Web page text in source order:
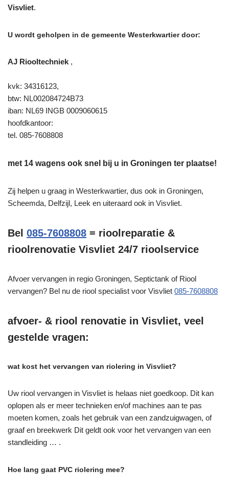
Visvliet.
U wordt geholpen in de gemeente Westerkwartier door:
AJ Riooltechniek ,
kvk: 34316123,
btw: NL002084724B73
iban: NL69 INGB 0009060615
hoofdkantoor:
tel. 085-7608808
met 14 wagens ook snel bij u in Groningen ter plaatse!
Zij helpen u graag in Westerkwartier, dus ook in Groningen,
Scheemda, Delfzijl, Leek en uiteraard ook in Visvliet.
Bel 085-7608808 = rioolreparatie &
rioolrenovatie Visvliet 24/7 rioolservice
Afvoer vervangen in regio Groningen, Septictank of Riool
vervangen? Bel nu de riool specialist voor Visvliet 085-7608808
afvoer- & riool renovatie in Visvliet, veel
gestelde vragen:
wat kost het vervangen van riolering in Visvliet?
Uw riool vervangen in Visvliet is helaas niet goedkoop. Dit kan
oplopen als er meer technieken en/of machines aan te pas
moeten komen, zoals het gebruik van een zandzuigwagen, of
graaf en breekwerk Dit geldt ook voor het vervangen van een
standleiding … .
Hoe lang gaat PVC riolering mee?